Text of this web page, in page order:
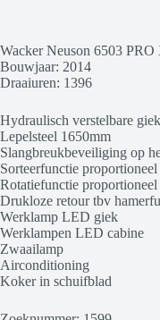
Wacker Neuson 6503
Bouwjaar: 2014
Draaiuren: 1396
Hydraulisch verstelbare giek
Lepelsteel 1650mm
Slangbreukbeveiliging op
Sorteerfunctie proportioneel
Rotatiefunctie proportioneel
Drukloze retour tbv
Werklamp LED giek
Werklampen LED cabine
Zwaailamp
Airconditioning
Koker in schuifblad